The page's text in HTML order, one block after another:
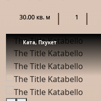
кондоминиу...
30.00 кв. м 1
Ката, Пхукет